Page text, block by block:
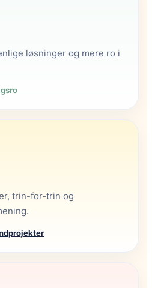
løsninger og mere ro i
trin-for-trin og